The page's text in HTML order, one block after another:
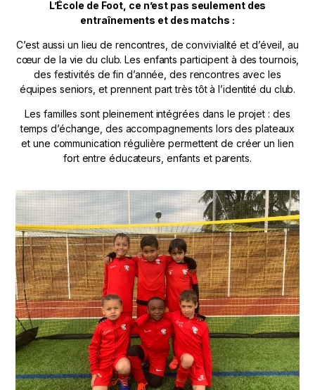
L’École de Foot, ce n’est pas seulement des
entraînements et des matchs :
C’est aussi un lieu de rencontres, de convivialité et d’éveil, au
cœur de la vie du club. Les enfants participent à des tournois,
des festivités de fin d’année, des rencontres avec les
équipes seniors, et prennent part très tôt à l’identité du club.
Les familles sont pleinement intégrées dans le projet : des
temps d’échange, des accompagnements lors des plateaux
et une communication régulière permettent de créer un lien
fort entre éducateurs, enfants et parents.